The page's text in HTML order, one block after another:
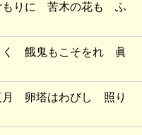
りに 苦木の花も ふ
餓鬼もこそをれ 眞
卵塔はわびし 照り